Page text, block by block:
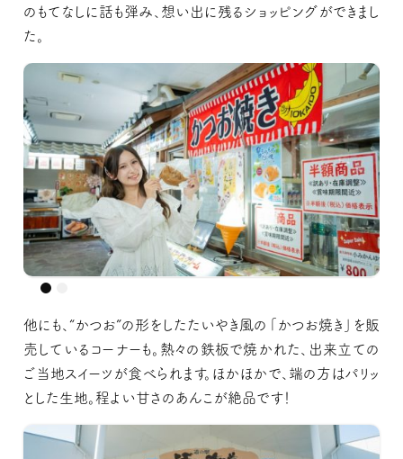
のもてなしに話も弾み、想い出に残るショッピングができまし
た。
他にも、“かつお”の形をしたたいやき風の「かつお焼き」を販
売しているコーナーも。熱々の鉄板で焼かれた、出来立ての
ご当地スイーツが食べられます。ほかほかで、端の方はパリッ
とした生地。程よい甘さのあんこが絶品です！